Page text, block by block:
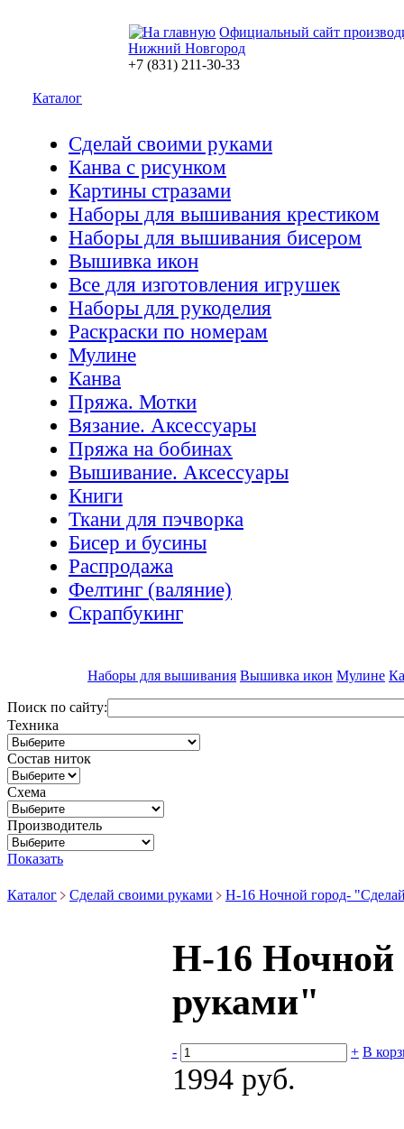
Официальный сайт
Нижний Новгород
+7 (831) 211-30-33
Каталог
Сделай своими руками
Канва с рисунком
Картины стразами
Наборы для вышивания крестиком
Наборы для вышивания бисером
Вышивка икон
Все для изготовления игрушек
Наборы для рукоделия
Раскраски по номерам
Мулине
Канва
Пряжа. Мотки
Вязание. Аксессуары
Пряжа на бобинах
Вышивание. Аксессуары
Книги
Ткани для пэчворка
Бисер и бусины
Распродажа
Фелтинг (валяние)
Скрапбукинг
Наборы для вышивания Вышивка икон Мулине
Поиск по сайту:
Техника
Состав ниток
Схема
Производитель
Показать
Каталог Сделай своими руками Н-16 Ночной город-
Н-16 Ночной
руками"
- + В
1994 руб.